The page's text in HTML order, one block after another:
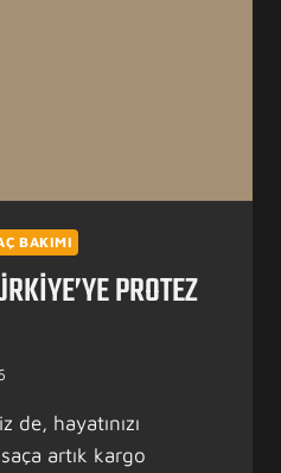
BAKIMI
PROTEZ
de, hayatınızı
artık kargo